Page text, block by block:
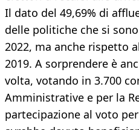
Il dato del 49,69% di
delle politiche che si
2022, ma anche rispetto
2019. A sorprendere è
volta, votando in 3.700
Amministrative e per la
partecipazione al voto